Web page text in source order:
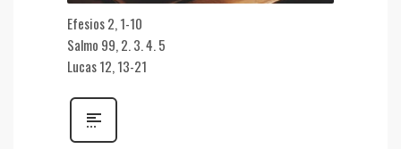
Efesios 2, 1-10
Salmo 99, 2. 3. 4. 5
Lucas 12, 13-21